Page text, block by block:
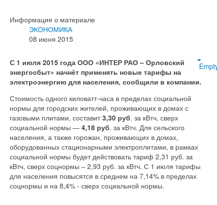
Информация о материале
ЭКОНОМИКА
08 июня 2015
С 1 июля 2015 года ООО «ИНТЕР РАО – Орловский
энергосбыт» начнёт применять новые тарифы на
электроэнергию для населения, сообщили в компании.
Стоимость одного киловатт-часа в пределах социальной
нормы для городских жителей, проживающих в домах с
газовыми плитами, составит3,30 руб. за кВтч, сверх
социальной нормы — 4,18 руб. за кВтч. Для сельского
населения, а также горожан, проживающих в домах,
оборудованных стационарными электроплитами, в рамках
социальной нормы будет действовать тариф 2,31 руб. за
кВтч, сверх соцнормы – 2,93 руб. за кВтч. С 1 июля тарифы
для населения повысятся в среднем на 7,14% в пределах
соцнормы и на 8,4% - сверх социальной нормы.